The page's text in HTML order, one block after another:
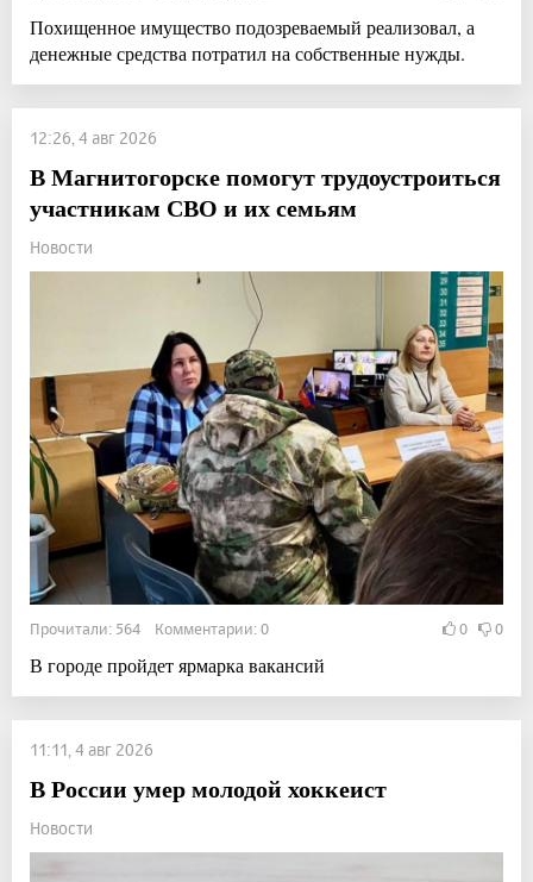
Похищенное имущество подозреваемый реализовал, а
денежные средства потратил на собственные нужды.
12:26, 4 авг 2026
В Магнитогорске помогут трудоустроиться
участникам СВО и их семьям
Новости
Прочитали: 564 Комментарии: 0 0 0
В городе пройдет ярмарка вакансий
11:11, 4 авг 2026
В России умер молодой хоккеист
Новости